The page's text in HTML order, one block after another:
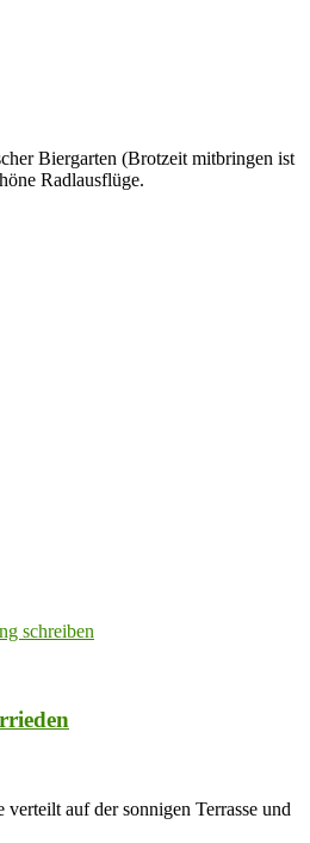
Biergarten (Brotzeit mitbringen ist
Radlausflüge.
schreiben
auf der sonnigen Terrasse und